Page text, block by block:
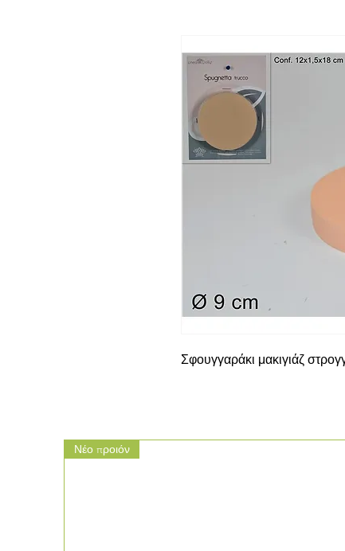
Σφουγγαράκι μακιγιάζ
Νέο προιόν